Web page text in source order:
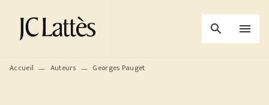
MENU RECHERCHE
PIED DE PAGE
search menu
Accueil — Auteurs — Georges Pauget